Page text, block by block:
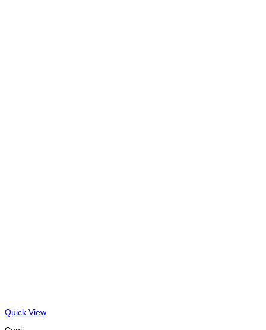
Quick View